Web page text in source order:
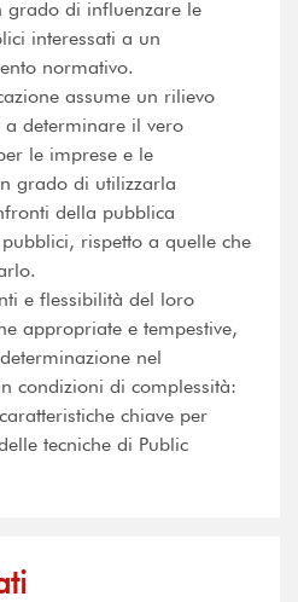
grado di influenzare le
interessati a un
normativo.
assume un rilievo
determinare il vero
le imprese e le
grado di utilizzarla
della pubblica
rispetto a quelle che
e flessibilità del loro
appropriate e tempestive,
nel
condizioni di complessità:
chiave per
tecniche di Public